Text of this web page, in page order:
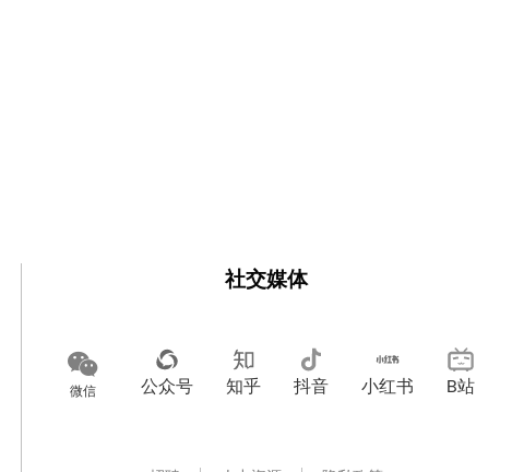
社交媒体
微信 公众号 知乎 抖音 小红书 B站